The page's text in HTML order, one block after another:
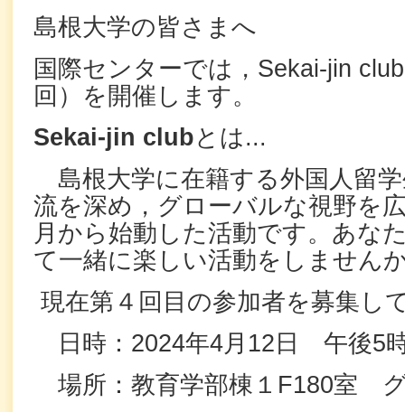
島根大学の皆さまへ
国際センターでは，Sekai-jin
回）を開催します。
Sekai-jin clubとは...
島根大学に在籍する外国人留
流を深め，グローバルな視野を
月から始動した活動です。あな
て一緒に楽しい活動をしません
現在第４回目の参加者を募集し
日時：2024年4月12日 午後5
場所：教育学部棟１F180室